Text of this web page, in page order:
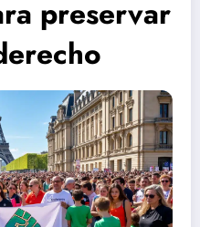
preservar